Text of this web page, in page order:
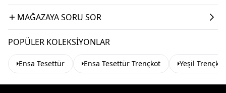
MAĞAZAYA SORU SOR
POPÜLER KOLEKSIYONLAR
Ensa Tesettür Ensa Tesettür Trençkot Yeşil Trençkot